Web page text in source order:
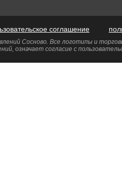
соглашение
Сосново. Все логотипы и
означает согласие с